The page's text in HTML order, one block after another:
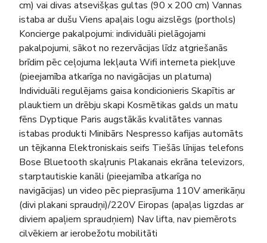
cm) vai divas atsevišķas gultas (90 x 200 cm) Vannas
istaba ar dušu Viens apaļais logu aizslēgs (porthols)
Koncierge pakalpojumi: individuāli pielāgojami
pakalpojumi, sākot no rezervācijas līdz atgriešanās
brīdim pēc ceļojuma Iekļauta Wifi interneta piekļuve
(pieejamība atkarīga no navigācijas un platuma)
Individuāli regulējams gaisa kondicionieris Skapītis ar
plauktiem un drēbju skapi Kosmētikas galds un matu
fēns Dyptique Paris augstākās kvalitātes vannas
istabas produkti Minibārs Nespresso kafijas automāts
un tējkanna Elektroniskais seifs Tiešās līnijas telefons
Bose Bluetooth skaļrunis Plakanais ekrāna televizors,
starptautiskie kanāli (pieejamība atkarīga no
navigācijas) un video pēc pieprasījuma 110V amerikāņu
(divi plakani spraudņi)/220V Eiropas (apaļas ligzdas ar
diviem apaļiem spraudņiem) Nav lifta, nav piemērots
cilvēkiem ar ierobežotu mobilitāti